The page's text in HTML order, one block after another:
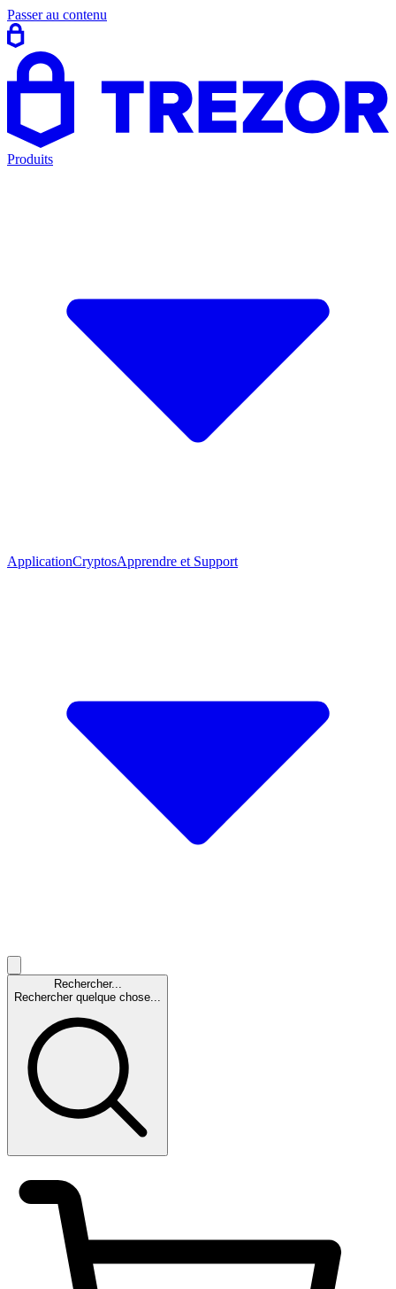
Passer au contenu
Produits
ApplicationCryptosApprendre et Support
Rechercher...
Rechercher quelque chose...